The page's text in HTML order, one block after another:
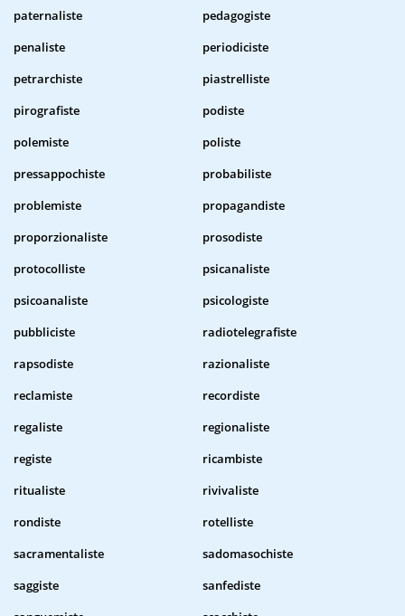
paternaliste
pedagogiste
penaliste
periodiciste
petrarchiste
piastrelliste
pirografiste
podiste
polemiste
poliste
pressappochiste
probabiliste
problemiste
propagandiste
proporzionaliste
prosodiste
protocolliste
psicanaliste
psicoanaliste
psicologiste
pubbliciste
radiotelegrafiste
rapsodiste
razionaliste
reclamiste
recordiste
regaliste
regionaliste
registe
ricambiste
ritualiste
rivivaliste
rondiste
rotelliste
sacramentaliste
sadomasochiste
saggiste
sanfediste